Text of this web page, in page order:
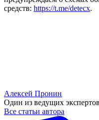
средств: https://t.me/detecx.
Алексей Пронин
Один из ведущих
Все статьи автора